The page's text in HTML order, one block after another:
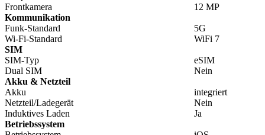
Frontkamera
12 MP
Kommunikation
Funk-Standard
5G
Wi-Fi-Standard
WiFi 7
SIM
SIM-Typ
eSIM
Dual SIM
Nein
Akku & Netzteil
Akku
integriert
Netzteil/Ladegerät
Nein
Induktives Laden
Ja
Betriebssystem